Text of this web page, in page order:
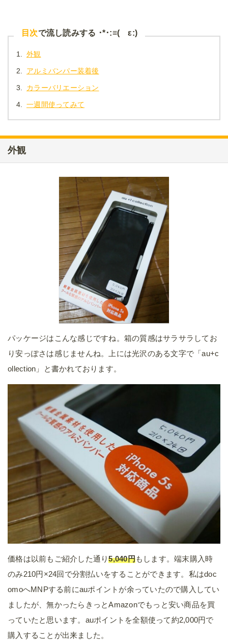
目次で流し読みする ･*･:≡( ε:)
1. 外観
2. アルミバンパー装着後
3. カラーバリエーション
4. 一週間使ってみて
外観
パッケージはこんな感じですね。箱の質感はサラサラしてお
り安っぽさは感じませんね。上には光沢のある文字で「au+c
ollection」と書かれております。
価格は以前もご紹介した通り5,040円もします。端末購入時
のみ210円×24回で分割払いをすることができます。私はdoc
omoへMNPする前にauポイントが余っていたので購入してい
ましたが、無かったらきっとAmazonでもっと安い商品を買
っていたと思います。auポイントを全額使って約2,000円で
購入することが出来ました。